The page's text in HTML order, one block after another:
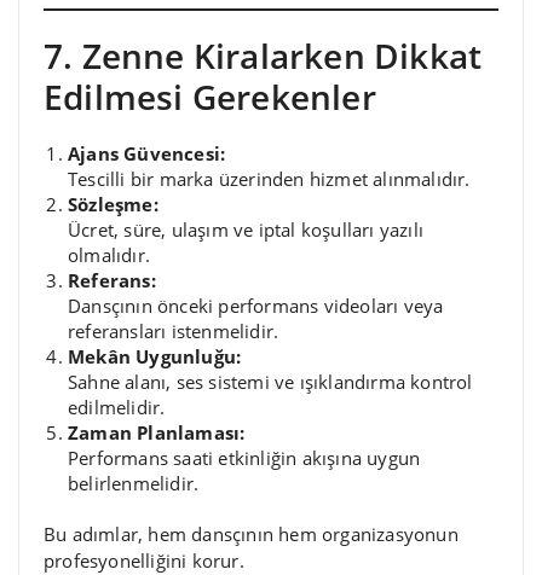
7. Zenne Kiralarken Dikkat
Edilmesi Gerekenler
Ajans Güvencesi:
Tescilli bir marka üzerinden hizmet alınmalıdır.
Sözleşme:
Ücret, süre, ulaşım ve iptal koşulları yazılı
olmalıdır.
Referans:
Dansçının önceki performans videoları veya
referansları istenmelidir.
Mekân Uygunluğu:
Sahne alanı, ses sistemi ve ışıklandırma kontrol
edilmelidir.
Zaman Planlaması:
Performans saati etkinliğin akışına uygun
belirlenmelidir.
Bu adımlar, hem dansçının hem organizasyonun
profesyonelliğini korur.